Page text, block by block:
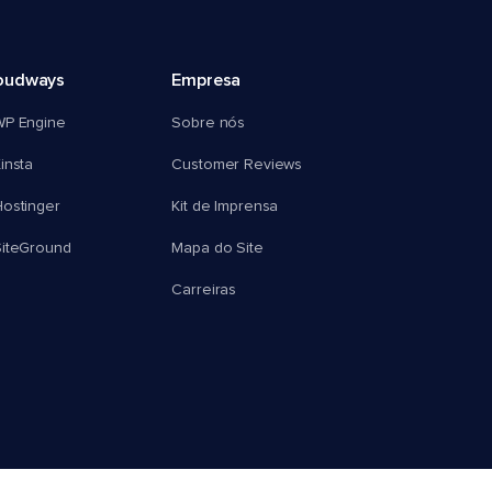
Engine
Empresa
Sobre nós
Customer Reviews
Kit de Imprensa
Mapa do Site
Carreiras